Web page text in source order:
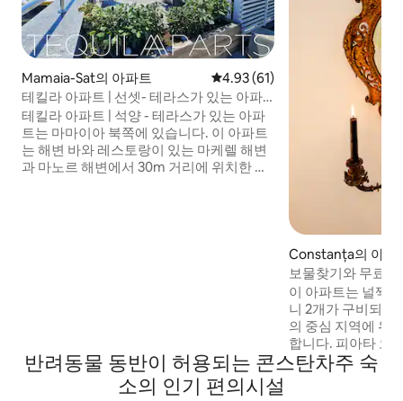
Mamaia-Sat의 아파트 평점 4.93점(5점 만점), 후기 61
4.93 (61)
테킬라 아파트 | 선셋- 테라스가 있는 아파
트
테킬라 아파트 | 석양 - 테라스가 있는 아파
트는 마마이아 북쪽에 있습니다. 이 아파트
는 해변 바와 레스토랑이 있는 마케렐 해변
과 마노르 해변에서 30m 거리에 위치한 새
Constanța의 아파
보물찾기와 무료
트 아파트
이 아파트는 널찍
니 2개가 구비되어
의 중심 지역에 위
합니다. 피아타 오
까지의 여정은 자
니다. 저희 아파트는 약간의 미스터리를 숨
반려동물 동반이 허용되는 콘스탄차주 숙
소의 인기 편의시설